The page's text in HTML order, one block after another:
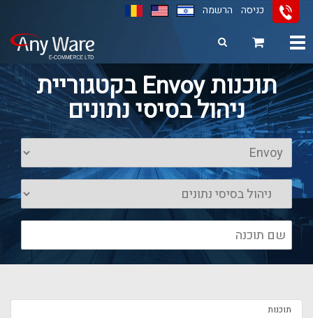
11
12
13
כניסה הרשמה
Toggle
תוכנות Envoy בקטגוריית
ניהול בסיסי נתונים
תוכנות